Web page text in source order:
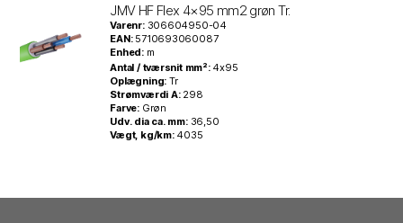
JMV HF Flex 4×95 mm2 grøn Tr.
Varenr: 306604950-04
EAN: 5710693060087
Enhed: m
Antal / tværsnit mm²: 4x95
Oplægning: Tr
Strømværdi A: 298
Farve: Grøn
Udv. dia ca. mm: 36,50
Vægt, kg/km: 4035